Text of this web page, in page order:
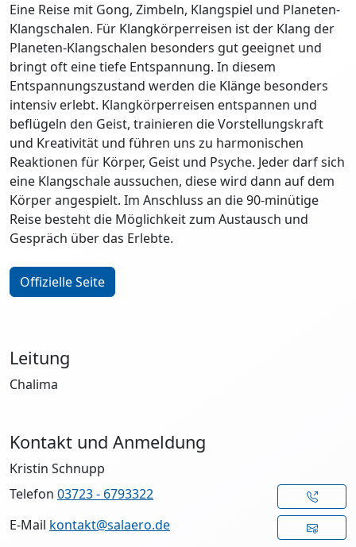
Eine Reise mit Gong, Zimbeln, Klangspiel und Planeten-
Klangschalen. Für Klangkörperreisen ist der Klang der
Planeten-Klangschalen besonders gut geeignet und
bringt oft eine tiefe Entspannung. In diesem
Entspannungszustand werden die Klänge besonders
intensiv erlebt. Klangkörperreisen entspannen und
beflügeln den Geist, trainieren die Vorstellungskraft
und Kreativität und führen uns zu harmonischen
Reaktionen für Körper, Geist und Psyche. Jeder darf sich
eine Klangschale aussuchen, diese wird dann auf dem
Körper angespielt. Im Anschluss an die 90-minütige
Reise besteht die Möglichkeit zum Austausch und
Gespräch über das Erlebte.
Offizielle Seite
Leitung
Chalima
Kontakt und Anmeldung
Kristin Schnupp
Telefon 03723 - 6793322
E-Mail kontakt@salaero.de